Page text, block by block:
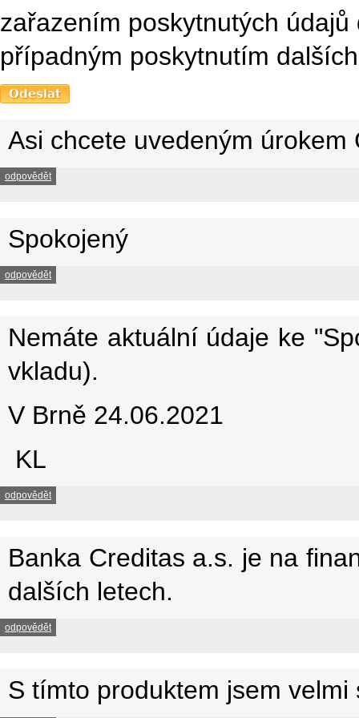
zařazením poskytnutých
případným poskytnutím
Asi chcete uvedeným úrokem
odpovědět
Spokojený
odpovědět
Nemáte aktuální údaje ke
vkladu).
V Brně 24.06.2021
KL
odpovědět
Banka Creditas a.s. je na
dalších letech.
odpovědět
S tímto produktem jsem velmi